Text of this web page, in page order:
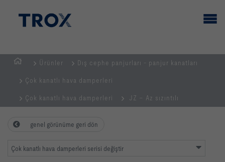
SAYFASI
Ürünler Dış cephe panjurları - panjur kanatları
Çok kanatlı hava damperleri
Çok kanatlı hava damperleri JZ – Az sızıntılı
genel görünüme geri dön
Çok kanatlı hava damperleri serisi değiştir